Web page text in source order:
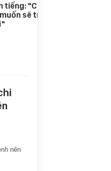
tiếng: "Chưa bao giờ
sẽ trong hình hài
nên